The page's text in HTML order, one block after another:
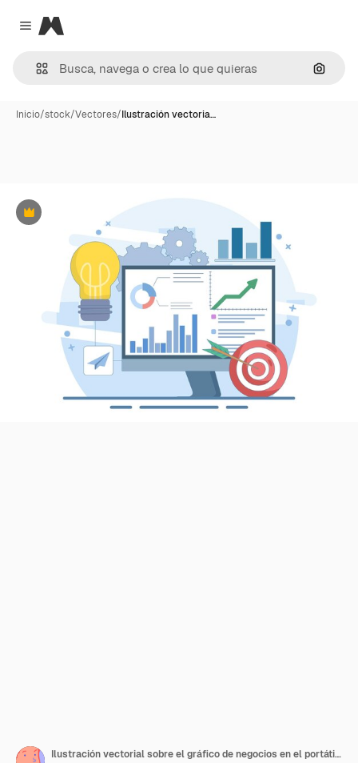
Close menu
Magnific
Inicio/stock/Vectores/Ilustración vectoria…
Premium
Ilustración vectorial sobre el gráfico de negocios en el portátil y la flecha objetivo o el tablero de marketing de negocios